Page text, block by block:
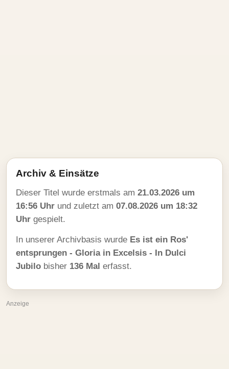
Archiv & Einsätze
Dieser Titel wurde erstmals am 21.03.2026 um
16:56 Uhr und zuletzt am 07.08.2026 um 18:32
Uhr gespielt.
In unserer Archivbasis wurde Es ist ein Ros'
entsprungen - Gloria in Excelsis - In Dulci
Jubilo bisher 136 Mal erfasst.
Anzeige